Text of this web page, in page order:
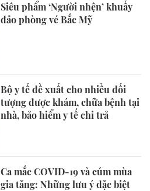
Siêu phẩm ‘Người nhện’ khuấy
đảo phòng vé Bắc Mỹ
Bộ y tế đề xuất cho nhiều đối
tượng được khám, chữa bệnh tại
nhà, bảo hiểm y tế chi trả
Ca mắc COVID-19 và cúm mùa
gia tăng: Những lưu ý đặc biệt